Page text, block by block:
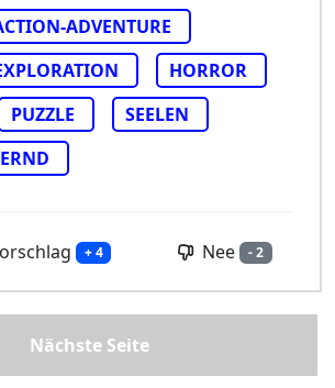
ADVENTURE
HORROR
PUZZLE
SEELEN
+ 4 Nee - 2
Nächste Seite